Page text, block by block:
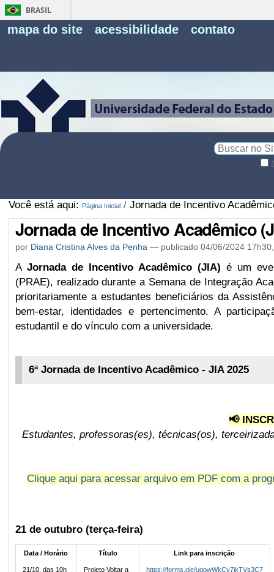
BRASIL
mapa do site acessibilidade contato
Você está aqui: Página Inicial / Jornada de Incentivo
Jornada de Incentivo Acadêmico
por Diana Cristina Alves da Penha— publicado04/06/2024
A Jornada de Incentivo Acadêmico (JIA) é um
(PRAE), realizado durante a Semana de Integração
prioritariamente a estudantes beneficiários da
bem-estar, identidades e pertencimento. A
estudantil e do vínculo com a universidade.
6ª Jornada de Incentivo Acadêmico - JIA 2025
📢
Estudantes, professoras(es), técnicas(os),
Clique aqui para acessar arquivo em PDF com a
21 de outubro (terça-feira)
Data / Horário Título Link para inscrição
21/10, das 10h
Projeto Voltar a
https://forms.gle/ugpwWkCy7jkTVs3C7